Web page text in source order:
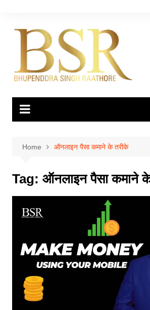
content
Home ऑनलाइन पैसा कमाने के तरीके
Tag: ऑनलाइन पैसा कमाने